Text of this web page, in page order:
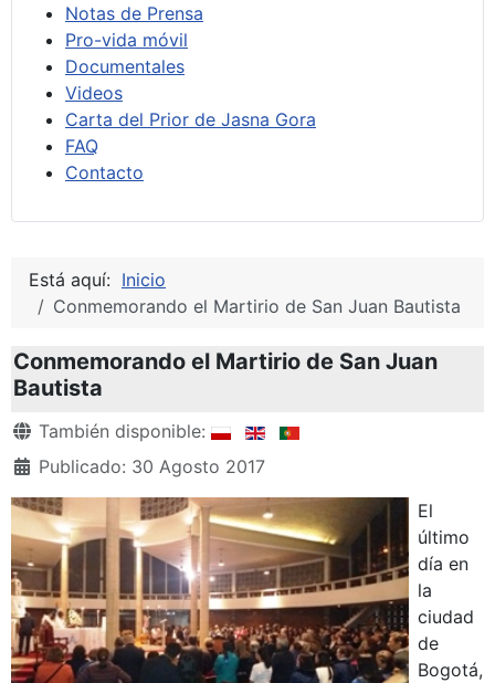
Notas de Prensa
Pro-vida móvil
Documentales
Videos
Carta del Prior de Jasna Gora
FAQ
Contacto
Está aquí: Inicio
Conmemorando el Martirio de San Juan Bautista
Conmemorando el Martirio de San Juan
Bautista
Detalles
También disponible:
Publicado: 30 Agosto 2017
El
último
día en
la
ciudad
de
Bogotá,